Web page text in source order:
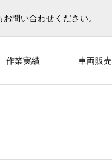
問い合わせください。
作業実績 車両販売